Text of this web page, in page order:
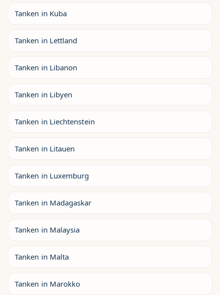
Tanken in Kuba
Tanken in Lettland
Tanken in Libanon
Tanken in Libyen
Tanken in Liechtenstein
Tanken in Litauen
Tanken in Luxemburg
Tanken in Madagaskar
Tanken in Malaysia
Tanken in Malta
Tanken in Marokko